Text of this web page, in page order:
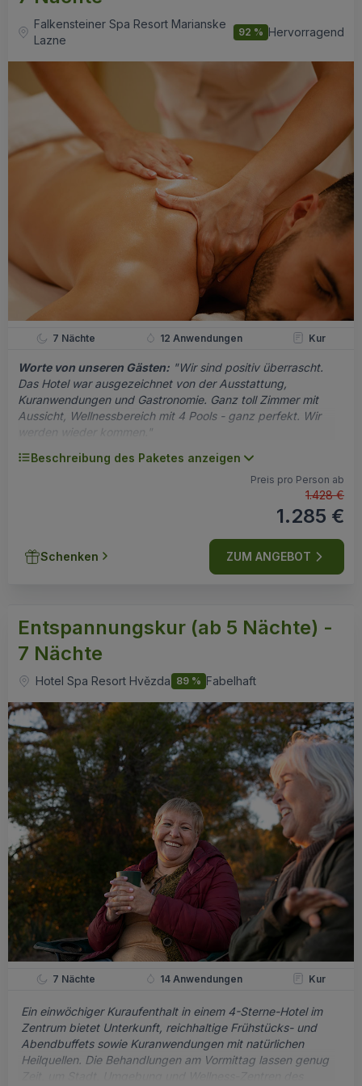
Falkensteiner Spa Resort Marianske
Lazne
92 % Hervorragend
7 Nächte 12 Anwendungen Kur
Worte von unseren Gästen: "Wir sind positiv überrascht.
Das Hotel war ausgezeichnet von der Ausstattung,
Kuranwendungen und Gastronomie. Ganz toll Zimmer mit
Aussicht, Wellnessbereich mit 4 Pools - ganz perfekt. Wir
werden wieder kommen."
Inklusivleistungen pro Person:
Frühstücksbüffet, Good 4U Lunch - ein bekömmliches
der Schauküche und mehrgängiges Abendessen mit
Wahlmenüs oder Themenbuffet)
medizinische Eingangsuntersuchung
Schlammpackungen, Kohlendioxidanwendungen,
Inhalationstherapie, physikalische Behandlungen)
Hauseigene Mineralquelle Alexandra
freie Nutzung der 2.500m2AcquapuraSpa Pool- &
Poolbereich mit beheiztem Außen- und
Innenpool, Aktiv- und Solepool, separate
Therapiebecken
Saunabereich mit finnischer Sauna, Biosauna,
Dampfbad und Infrarotkabine
Spa Tasche mit Bademantel, Handtüchern und Flip
Flops
Gesundheitskurse wie z.B. Aqua- Jogging,
Theraband, Rückenschule, Power-Yoga, etc.
(teilweise gegen Gebühr, am Wochenende
begrenztes Angebot)
Life Unterhaltung an bestimmten Tagen in der Library
Bar
Modern ausgestattetes Fitnessstudio
Nespresso-Kaffeemaschine, Safe, Minibar im Zimmer
Kostenloses WLAN
Beschreibung des Paketes anzeigen
Preis pro Person ab
1.428 €
1.285 €
Schenken ZUM ANGEBOT
Entspannungskur (ab 5 Nächte) -
7 Nächte
Hotel Spa Resort Hvězda 89 % Fabelhaft
7 Nächte 14 Anwendungen Kur
Ein einwöchiger Kuraufenthalt in einem 4-Sterne-Hotel im
Zentrum bietet Unterkunft, reichhaltige Frühstücks- und
Abendbuffets sowie Kuranwendungen mit natürlichen
Heilquellen. Die Behandlungen am Vormittag lassen genug